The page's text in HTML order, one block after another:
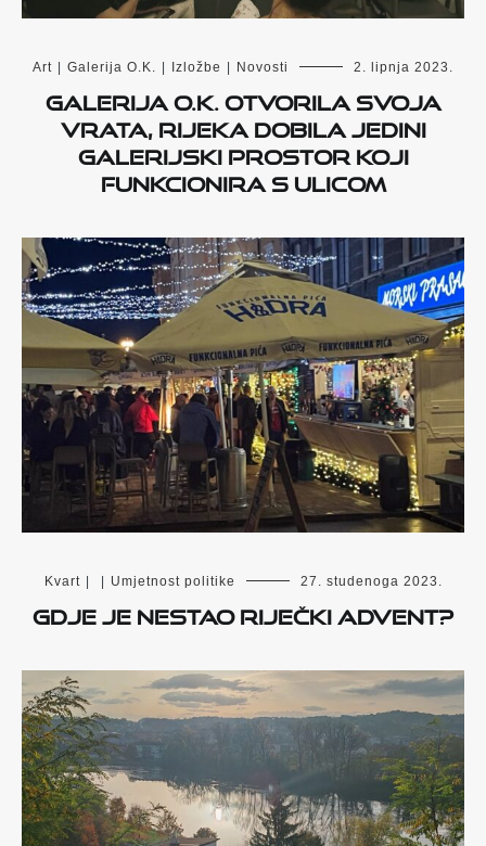
Art | Galerija O.K. | Izložbe | Novosti 2. lipnja 2023.
Galerija O.K. otvorila svoja
vrata, Rijeka dobila jedini
galerijski prostor koji
funkcionira s ulicom
Kvart | | Umjetnost politike 27. studenoga 2023.
Gdje je nestao riječki Advent?